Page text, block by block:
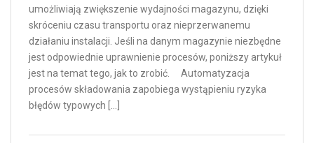
umożliwiają zwiększenie wydajności magazynu, dzięki
skróceniu czasu transportu oraz nieprzerwanemu
działaniu instalacji. Jeśli na danym magazynie niezbędne
jest odpowiednie uprawnienie procesów, poniższy artykuł
jest na temat tego, jak to zrobić. Automatyzacja
procesów składowania zapobiega wystąpieniu ryzyka
błędów typowych […]